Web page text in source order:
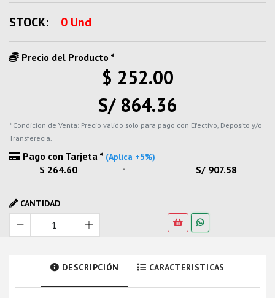
STOCK: 0 Und
Precio del Producto *
$ 252.00
S/ 864.36
* Condicion de Venta: Precio valido solo para pago con Efectivo, Deposito y/o
Transferecia.
Pago con Tarjeta * (Aplica +5%)
$ 264.60 - S/ 907.58
CANTIDAD
DESCRIPCIÓN CARACTERISTICAS